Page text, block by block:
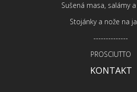
Sušená masa, salámy
Stojánky a nože na
--------------
PROSCIUTTO
KONTAKT